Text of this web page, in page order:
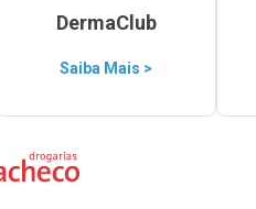
DermaClub
Saiba Mais >